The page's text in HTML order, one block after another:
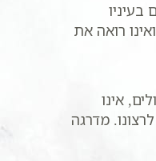
רואה את
אינו
מדרגה